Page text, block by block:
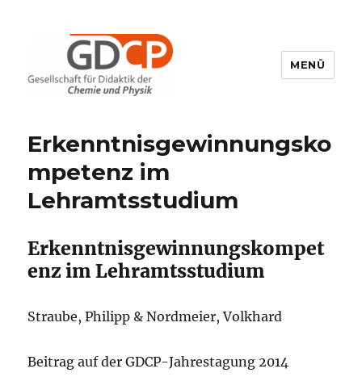
MENÜ
Erkenntnisgewinnungsko
mpetenz im
Lehramtsstudium
Erkenntnisgewinnungskompet
enz im Lehramtsstudium
Straube, Philipp & Nordmeier, Volkhard
Beitrag auf der GDCP-Jahrestagung 2014